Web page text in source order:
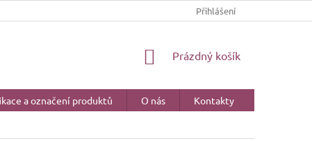
Přihlášení
NÁKUPNÍ
Prázdný košík
a označení produktů O nás
Kontakty